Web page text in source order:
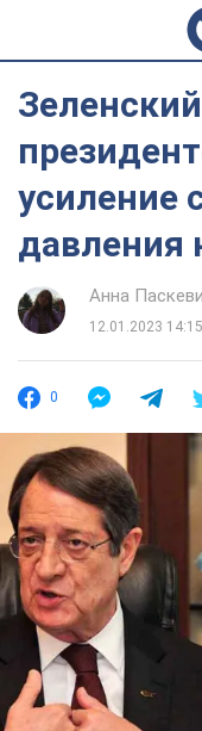
усиление
давления
Анна
12.01.2023 14:15
0